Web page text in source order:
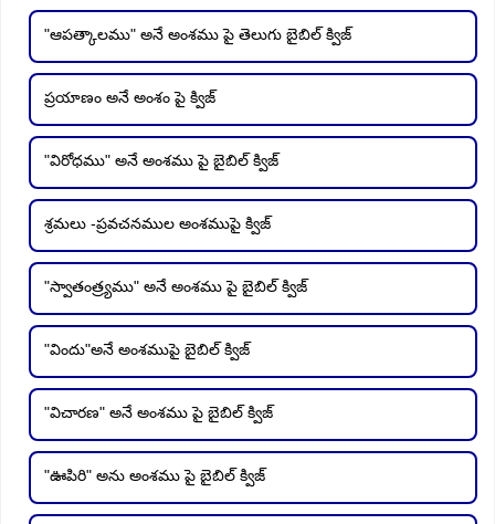
"ఆపత్కాలము" అనే అంశము పై తెలుగు బైబిల్ క్విజ్
ప్రయాణం అనే అంశం పై క్విజ్
"విరోధము" అనే అంశము పై బైబిల్ క్విజ్
శ్రమలు -ప్రవచనముల అంశముపై క్విజ్
"స్వాతంత్ర్యము" అనే అంశము పై బైబిల్ క్విజ్
"విందు"అనే అంశముపై బైబిల్ క్విజ్
"విచారణ" అనే అంశము పై బైబిల్ క్విజ్
"ఊపిరి" అను అంశము పై బైబిల్ క్విజ్